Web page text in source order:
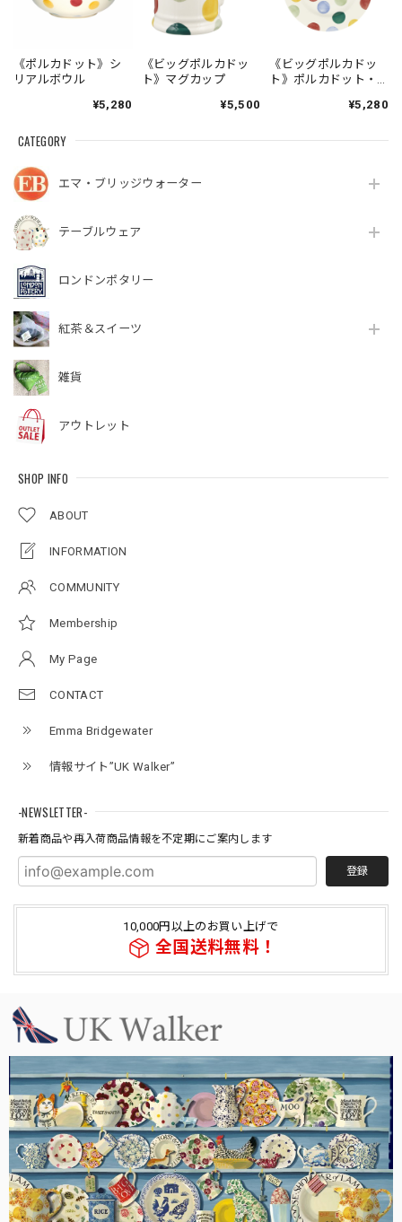
CATEGORY
エマ・ブリッジウォーター
テーブルウェア
ロンドンポタリー
紅茶＆スイーツ
雑貨
アウトレット
SHOP INFO
ABOUT
INFORMATION
COMMUNITY
Membership
My Page
CONTACT
Emma Bridgewater
情報サイト”UK Walker”
-NEWSLETTER-
新着商品や再入荷商品情報を不定期にご案内します
登録
10,000円以上のお買い上げで
全国送料無料！
《ポルカドット》シ
リアルボウル
¥5,280
《ビッグポルカドッ
ト》マグカップ
¥5,500
《ビッグポルカドッ
ト》ポルカドット・
¥5,280